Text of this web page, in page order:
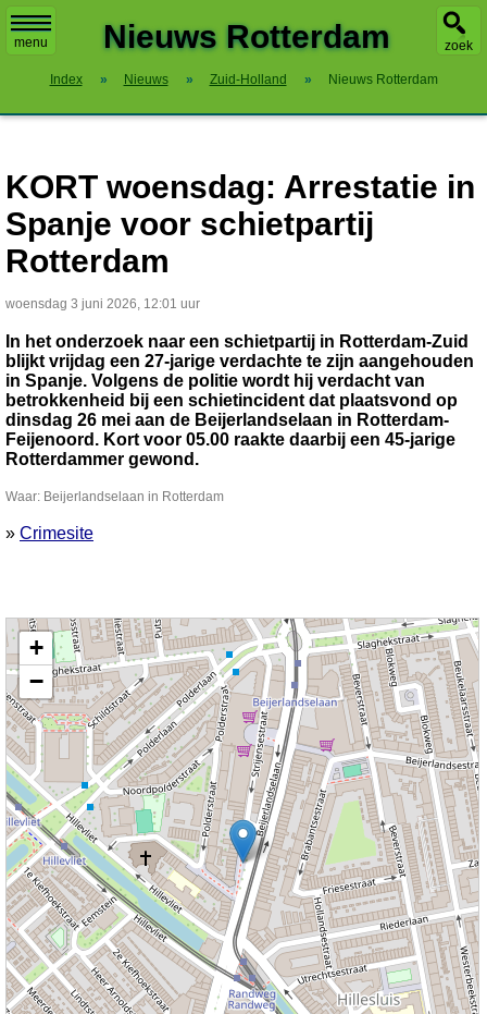
menu zoek
Nieuws Rotterdam
Index » Nieuws » Zuid-Holland » Nieuws Rotterdam
KORT woensdag: Arrestatie in
Spanje voor schietpartij
Rotterdam
woensdag 3 juni 2026, 12:01 uur
In het onderzoek naar een schietpartij in Rotterdam-Zuid
blijkt vrijdag een 27-jarige verdachte te zijn aangehouden
in Spanje. Volgens de politie wordt hij verdacht van
betrokkenheid bij een schietincident dat plaatsvond op
dinsdag 26 mei aan de Beijerlandselaan in Rotterdam-
Feijenoord. Kort voor 05.00 raakte daarbij een 45-jarige
Rotterdammer gewond.
Waar: Beijerlandselaan in Rotterdam
» Crimesite
Kaart nieuws Rotterdam. Locatie nieuws: 51.89492 / 4.50987 Beijerlandselaan
+
−